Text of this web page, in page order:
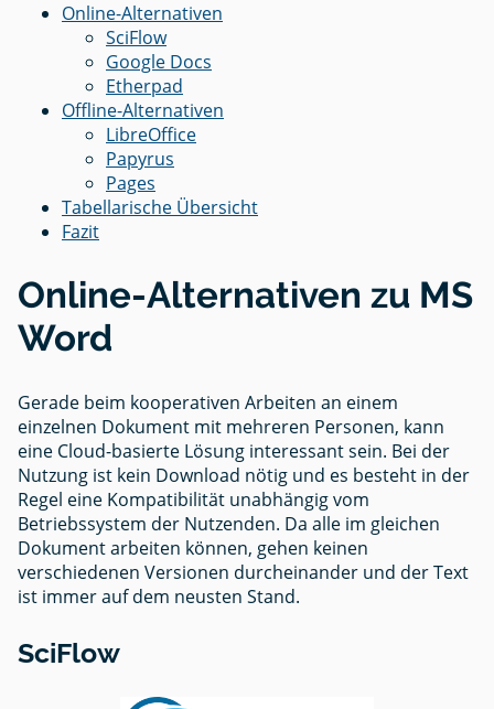
Online-Alternativen
SciFlow
Google Docs
Etherpad
Offline-Alternativen
LibreOffice
Papyrus
Pages
Tabellarische Übersicht
Fazit
Online-Alternativen zu MS
Word
Gerade beim kooperativen Arbeiten an einem
einzelnen Dokument mit mehreren Personen, kann
eine Cloud-basierte Lösung interessant sein. Bei der
Nutzung ist kein Download nötig und es besteht in der
Regel eine Kompatibilität unabhängig vom
Betriebssystem der Nutzenden. Da alle im gleichen
Dokument arbeiten können, gehen keinen
verschiedenen Versionen durcheinander und der Text
ist immer auf dem neusten Stand.
SciFlow